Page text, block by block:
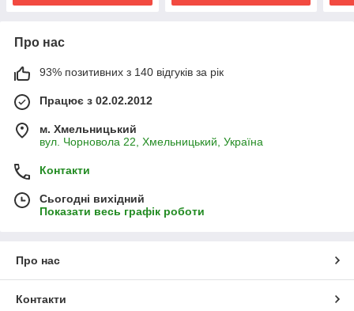
Про нас
93% позитивних з 140 відгуків за рік
Працює з 02.02.2012
м. Хмельницький
вул. Чорновола 22, Хмельницький, Україна
Контакти
Сьогодні вихідний
Показати весь графік роботи
Про нас
Контакти